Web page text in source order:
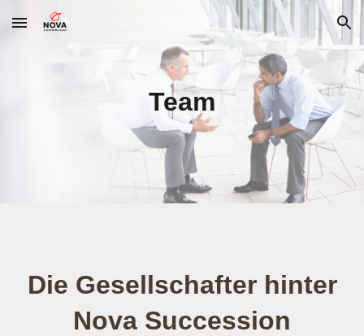
Skip to main content Skip to navigation
Team
Die Gesellschafter hinter
Nova Succession